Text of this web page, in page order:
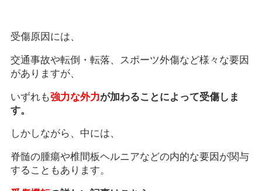
受傷原因には、
交通事故や転倒・転落、スポーツ外傷など様々な要因
がありますが、
いずれも強力な外力が加わることによって受傷しま
す。
しかしながら、中には、
脊髄の腫瘍や椎間板ヘルニアなどの内的な要因が関与
することもあります。